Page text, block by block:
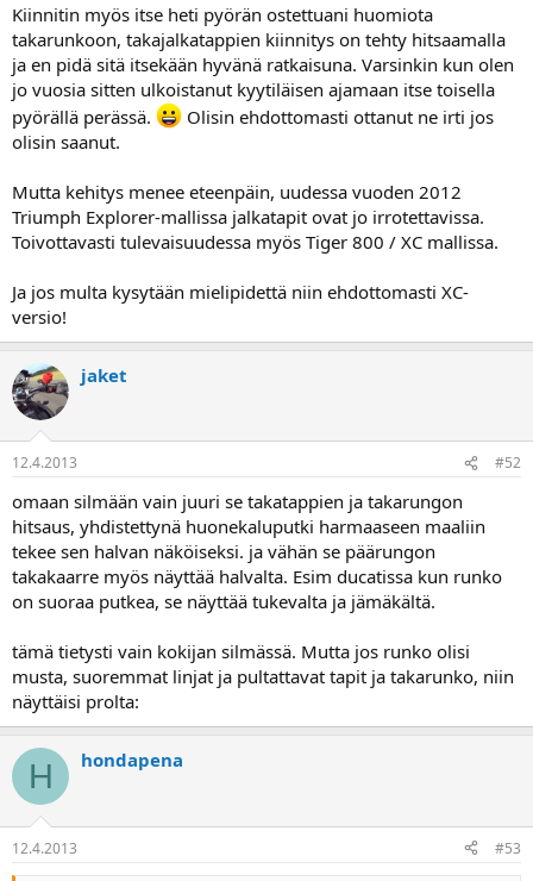
Kiinnitin myös itse heti pyörän ostettuani huomiota
takarunkoon, takajalkatappien kiinnitys on tehty hitsaamalla
ja en pidä sitä itsekään hyvänä ratkaisuna. Varsinkin kun olen
jo vuosia sitten ulkoistanut kyytiläisen ajamaan itse toisella
pyörällä perässä.
Olisin ehdottomasti ottanut ne irti jos
olisin saanut.
Mutta kehitys menee eteenpäin, uudessa vuoden 2012
Triumph Explorer-mallissa jalkatapit ovat jo irrotettavissa.
Toivottavasti tulevaisuudessa myös Tiger 800 / XC mallissa.
Ja jos multa kysytään mielipidettä niin ehdottomasti XC-
versio!
jaket
12.4.2013 #52
omaan silmään vain juuri se takatappien ja takarungon
hitsaus, yhdistettynä huonekaluputki harmaaseen maaliin
tekee sen halvan näköiseksi. ja vähän se päärungon
takakaarre myös näyttää halvalta. Esim ducatissa kun runko
on suoraa putkea, se näyttää tukevalta ja jämäkältä.
tämä tietysti vain kokijan silmässä. Mutta jos runko olisi
musta, suoremmat linjat ja pultattavat tapit ja takarunko, niin
näyttäisi prolta:
H hondapena
12.4.2013 #53